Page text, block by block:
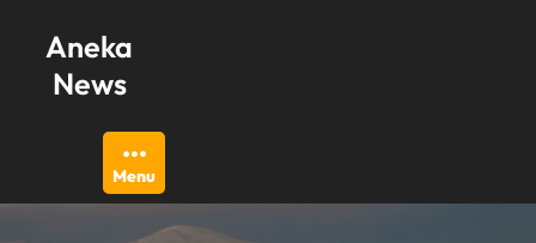
content
Aneka
News
Menu